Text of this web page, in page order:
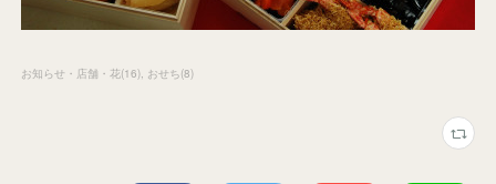
お知らせ・店舗・花(16) おせち(8)